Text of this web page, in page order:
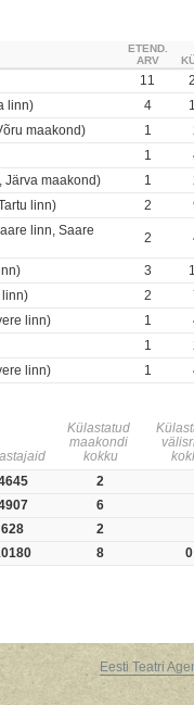
ETEND.
ARV
11
linn) 4
maakond) 1
1
Järva maakond) 1
linn) 2
linn, Saare
2
3
linn) 2
linn) 1
1
linn) 1
Külastatud
maakondi
kokku
2
6
628
2
8 0
Eesti Teatri